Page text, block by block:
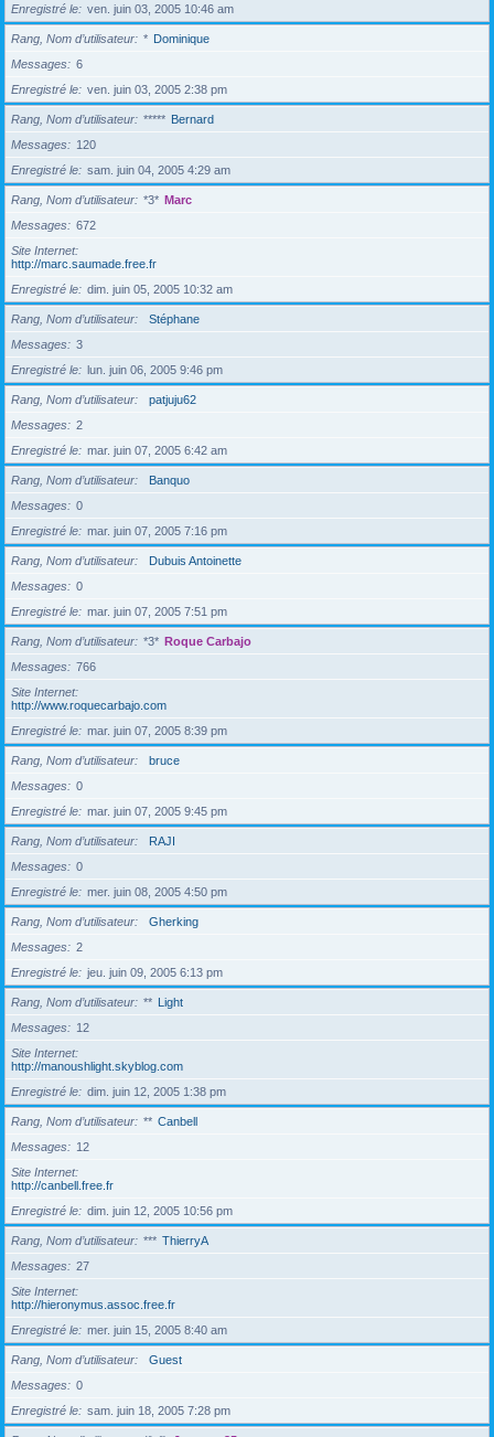
Enregistré le
ven. juin 03, 2005 10:46 am
Rang, Nom d’utilisateur * Dominique
Messages
6
Enregistré le
ven. juin 03, 2005 2:38 pm
Rang, Nom d’utilisateur ***** Bernard
Messages
120
Enregistré le
sam. juin 04, 2005 4:29 am
Rang, Nom d’utilisateur *3* Marc
Messages
672
Site Internet
http://marc.saumade.free.fr
Enregistré le
dim. juin 05, 2005 10:32 am
Rang, Nom d’utilisateur
Stéphane
Messages
3
Enregistré le
lun. juin 06, 2005 9:46 pm
Rang, Nom d’utilisateur
patjuju62
Messages
2
Enregistré le
mar. juin 07, 2005 6:42 am
Rang, Nom d’utilisateur
Banquo
Messages
0
Enregistré le
mar. juin 07, 2005 7:16 pm
Rang, Nom d’utilisateur
Dubuis Antoinette
Messages
0
Enregistré le
mar. juin 07, 2005 7:51 pm
Rang, Nom d’utilisateur *3* Roque Carbajo
Messages
766
Site Internet
http://www.roquecarbajo.com
Enregistré le
mar. juin 07, 2005 8:39 pm
Rang, Nom d’utilisateur
bruce
Messages
0
Enregistré le
mar. juin 07, 2005 9:45 pm
Rang, Nom d’utilisateur
RAJI
Messages
0
Enregistré le
mer. juin 08, 2005 4:50 pm
Rang, Nom d’utilisateur
Gherking
Messages
2
Enregistré le
jeu. juin 09, 2005 6:13 pm
Rang, Nom d’utilisateur ** Light
Messages
12
Site Internet
http://manoushlight.skyblog.com
Enregistré le
dim. juin 12, 2005 1:38 pm
Rang, Nom d’utilisateur ** Canbell
Messages
12
Site Internet
http://canbell.free.fr
Enregistré le
dim. juin 12, 2005 10:56 pm
Rang, Nom d’utilisateur *** ThierryA
Messages
27
Site Internet
http://hieronymus.assoc.free.fr
Enregistré le
mer. juin 15, 2005 8:40 am
Rang, Nom d’utilisateur
Guest
Messages
0
Enregistré le
sam. juin 18, 2005 7:28 pm